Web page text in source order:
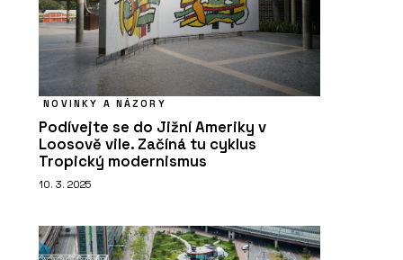
NOVINKY A NÁZORY
Podívejte se do Jižní Ameriky v
Loosově vile. Začíná tu cyklus
Tropický modernismus
10. 3. 2025